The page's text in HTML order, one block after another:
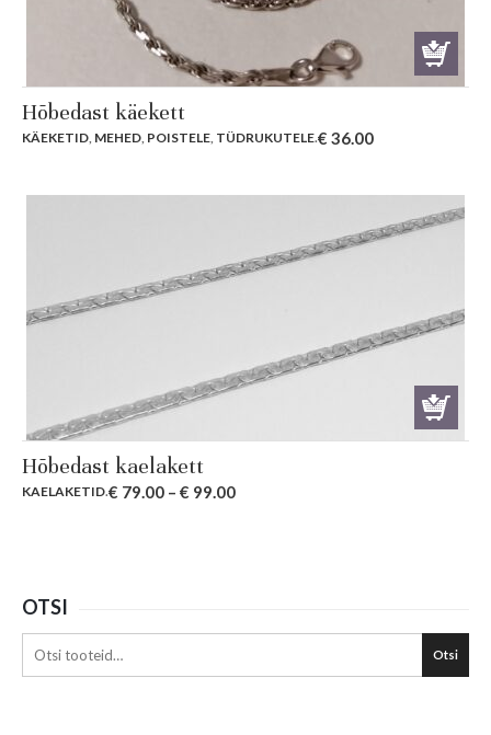
Hõbedast käekett
KÄEKETID, MEHED, POISTELE, TÜDRUKUTELE.€ 36.00
Hõbedast kaelakett
KAELAKETID.€ 79.00 – € 99.00
OTSI
Otsi